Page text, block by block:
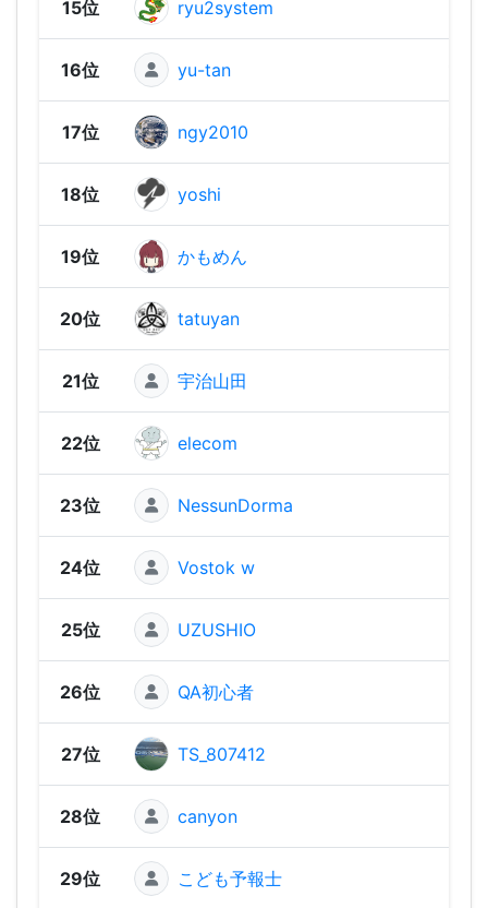
15位 ryu2system
16位 yu-tan
17位 ngy2010
18位 yoshi
19位 かもめん
20位 tatuyan
21位 宇治山田
22位 elecom
23位 NessunDorma
24位 Vostok w
25位 UZUSHIO
26位 QA初心者
27位 TS_807412
28位 canyon
29位 こども予報士